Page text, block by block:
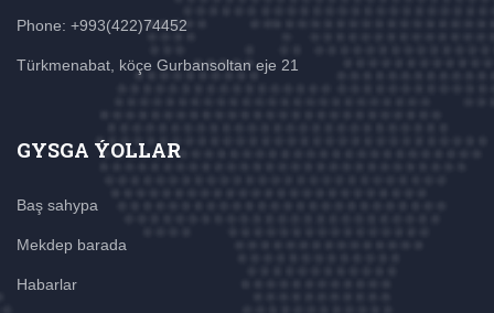
Phone: +993(422)74452
Türkmenabat, köçe Gurbansoltan eje 21
GYSGA ÝOLLAR
Baş sahypa
Mekdep barada
Habarlar